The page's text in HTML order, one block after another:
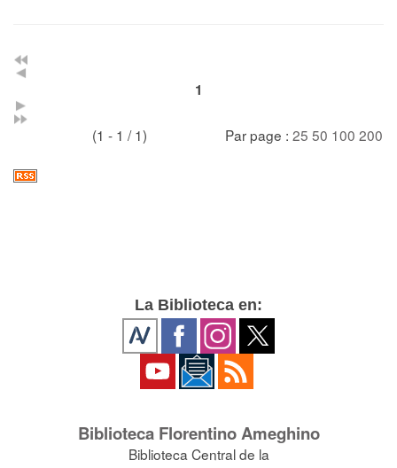
1
(1 - 1 / 1) Par page : 25 50 100 200
La Biblioteca en:
Biblioteca Florentino Ameghino
Biblioteca Central de la